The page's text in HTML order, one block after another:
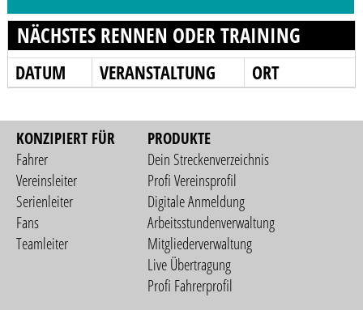
NÄCHSTES RENNEN ODER TRAINING
DATUM VERANSTALTUNG ORT
KONZIPIERT FÜR
Fahrer
Vereinsleiter
Serienleiter
Fans
Teamleiter
PRODUKTE
Dein Streckenverzeichnis
Profi Vereinsprofil
Digitale Anmeldung
Arbeitsstundenverwaltung
Mitgliederverwaltung
Live Übertragung
Profi Fahrerprofil